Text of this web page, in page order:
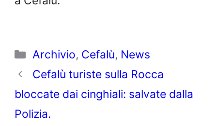
Categorie
Archivio, Cefalù, News
Cefalù turiste sulla Rocca
bloccate dai cinghiali: salvate dalla
Polizia.